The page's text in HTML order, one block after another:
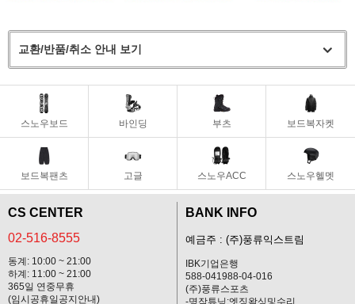
교환/반품/취소 안내 보기
스노우보드 바인딩 부츠 보드복자켓
보드복팬츠 고글 스노우ACC 스노우헬멧
CS CENTER
02-516-8555
동계: 10:00 ~ 21:00
하계: 11:00 ~ 21:00
365일 연중무휴
(임시공휴일공지안내)
BANK INFO
예금주 : (주)풍류익스트림
IBK기업은행
588-041988-04-016
(주)풍류스포츠
-명작튜닝:엣징왁싱및수리